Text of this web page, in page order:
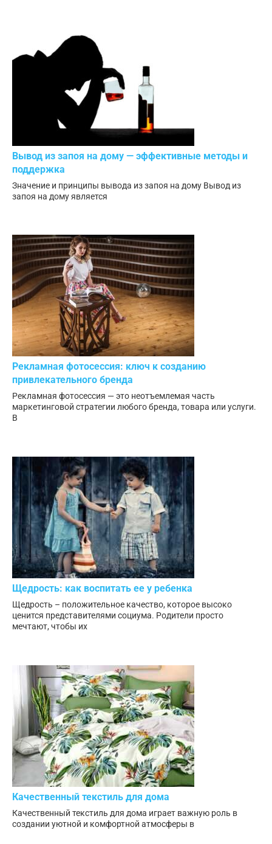
Вывод из запоя на дому — эффективные методы и
поддержка
Значение и принципы вывода из запоя на дому Вывод из
запоя на дому является
Рекламная фотосессия: ключ к созданию
привлекательного бренда
Рекламная фотосессия — это неотъемлемая часть
маркетинговой стратегии любого бренда, товара или услуги.
В
Щедрость: как воспитать ее у ребенка
Щедрость – положительное качество, которое высоко
ценится представителями социума. Родители просто
мечтают, чтобы их
Качественный текстиль для дома
Качественный текстиль для дома играет важную роль в
создании уютной и комфортной атмосферы в